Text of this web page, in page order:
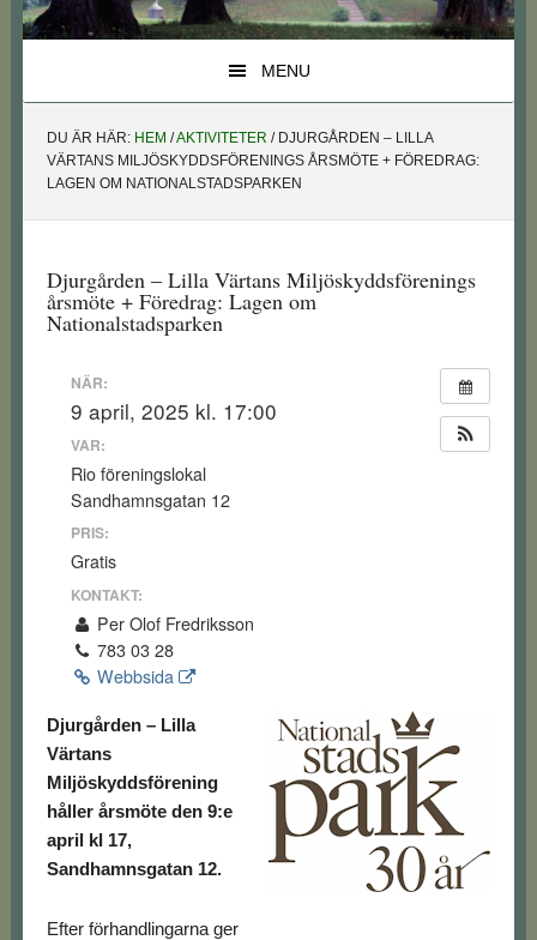
MENU
DU ÄR HÄR: HEM /AKTIVITETER /DJURGÅRDEN – LILLA
VÄRTANS MILJÖSKYDDSFÖRENINGS ÅRSMÖTE + FÖREDRAG:
LAGEN OM NATIONALSTADSPARKEN
Djurgården – Lilla Värtans Miljöskyddsförenings
årsmöte + Föredrag: Lagen om
Nationalstadsparken
NÄR:
9 april, 2025 kl. 17:00
VAR:
Rio föreningslokal
Sandhamnsgatan 12
PRIS:
Gratis
KONTAKT:
Per Olof Fredriksson
783 03 28
Webbsida
Djurgården – Lilla
Värtans
Miljöskyddsförening
håller årsmöte den 9:e
april kl 17,
Sandhamnsgatan 12.
Efter förhandlingarna ger